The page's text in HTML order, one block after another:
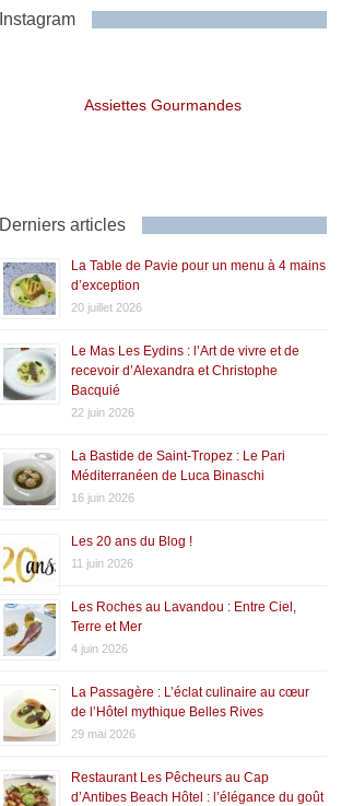
Instagram
Assiettes Gourmandes
Derniers articles
La Table de Pavie pour un menu à 4 mains
d’exception
20 juillet 2026
Le Mas Les Eydins : l’Art de vivre et de
recevoir d’Alexandra et Christophe
Bacquié
22 juin 2026
La Bastide de Saint-Tropez : Le Pari
Méditerranéen de Luca Binaschi
16 juin 2026
Les 20 ans du Blog !
11 juin 2026
Les Roches au Lavandou : Entre Ciel,
Terre et Mer
4 juin 2026
La Passagère : L’éclat culinaire au cœur
de l’Hôtel mythique Belles Rives
29 mai 2026
Restaurant Les Pêcheurs au Cap
d’Antibes Beach Hôtel : l’élégance du goût